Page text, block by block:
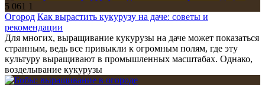
5 061 1
Огород Как вырастить кукурузу на даче: советы и
рекомендации
Для многих, выращивание кукурузы на даче может показаться
странным, ведь все привыкли к огромным полям, где эту
культуру выращивают в промышленных масштабах. Однако,
возделывание кукурузы